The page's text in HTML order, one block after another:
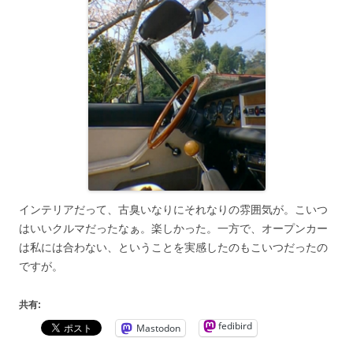
インテリアだって、古臭いなりにそれなりの雰囲気が。こいつ
はいいクルマだったなぁ。楽しかった。一方で、オープンカー
は私には合わない、ということを実感したのもこいつだったの
ですが。
共有:
Mastodon fedibird